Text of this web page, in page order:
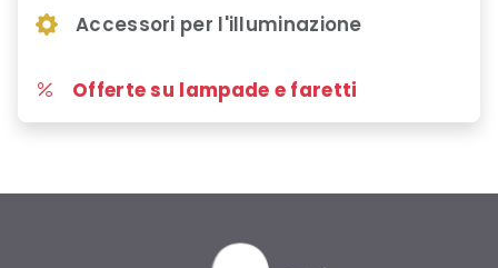
Accessori per l'illuminazione
Offerte su lampade e faretti